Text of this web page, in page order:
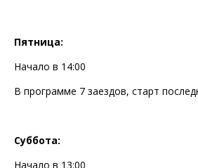
Пятница:
Начало в 14:00
В программе 7 заездов, старт
Суббота:
Начало в 13:00